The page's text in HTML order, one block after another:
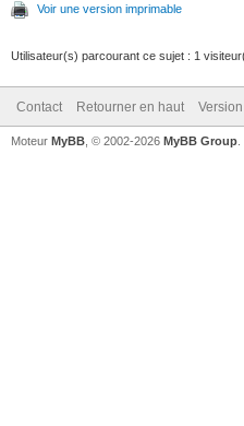
Voir une version imprimable
Utilisateur(s) parcourant ce sujet : 1
Contact Retourner en haut
Moteur MyBB , © 2002-2026 MyBB Group